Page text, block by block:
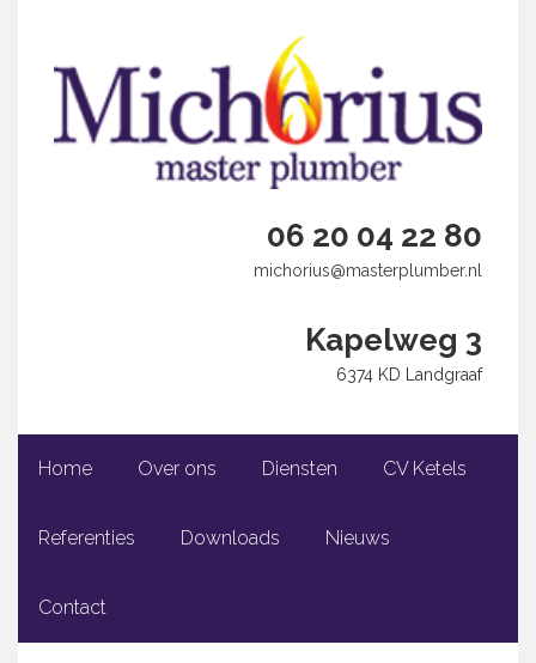
06 20 04 22 80
michorius@masterplumber.nl
Kapelweg 3
6374 KD Landgraaf
Home Over ons Diensten CV Ketels
Referenties Downloads Nieuws
Contact